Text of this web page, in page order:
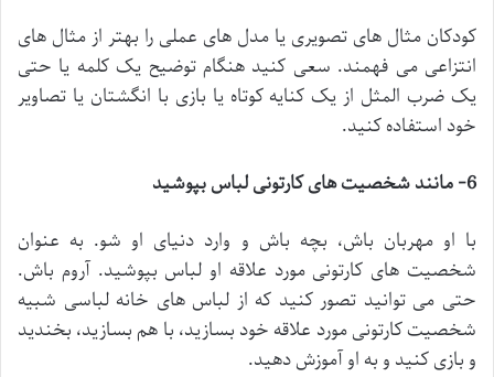
کودکان مثال های تصویری یا مدل های عملی را بهتر از مثال های
انتزاعی می فهمند. سعی کنید هنگام توضیح یک کلمه یا حتی
یک ضرب المثل از یک کنایه کوتاه یا بازی با انگشتان یا تصاویر
خود استفاده کنید.
6- مانند شخصیت های کارتونی لباس بپوشید
با او مهربان باش، بچه باش و وارد دنیای او شو. به عنوان
شخصیت های کارتونی مورد علاقه او لباس بپوشید. آروم باش.
حتی می توانید تصور کنید که از لباس های خانه لباسی شبیه
شخصیت کارتونی مورد علاقه خود بسازید، با هم بسازید، بخندید
و بازی کنید و به او آموزش دهید.